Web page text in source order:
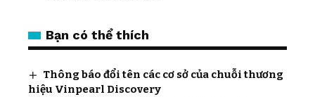
Bạn có thể thích
Thông báo đổi tên các cơ sở của chuỗi thương
hiệu Vinpearl Discovery